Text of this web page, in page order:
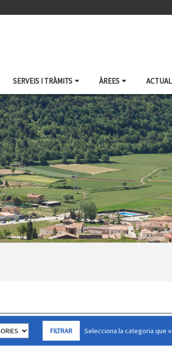
SERVEIS I TRÀMITS ÀREES
Selecciona la categoria que